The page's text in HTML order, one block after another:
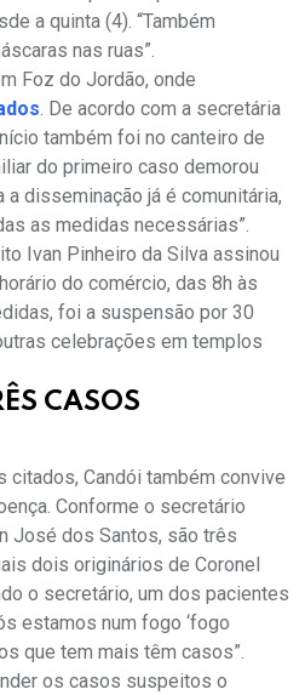
a quinta (4). “Também
nas ruas”.
Foz do Jordão, onde
. De acordo com a secretária
também foi no canteiro de
do primeiro caso demorou
disseminação já é comunitária,
as medidas necessárias”.
Ivan Pinheiro da Silva assinou
do comércio, das 8h às
foi a suspensão por 30
celebrações em templos
CASOS
Candói também convive
Conforme o secretário
José dos Santos, são três
dois originários de Coronel
o secretário, um dos pacientes
estamos num fogo ‘fogo
que tem mais têm casos”.
os casos suspeitos o